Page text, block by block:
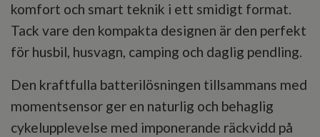
komfort och smart teknik i ett smidigt format.
Tack vare den kompakta designen är den perfekt
för husbil, husvagn, camping och daglig pendling.
Den kraftfulla batterilösningen tillsammans med
momentsensor ger en naturlig och behaglig
cykelupplevelse med imponerande räckvidd på